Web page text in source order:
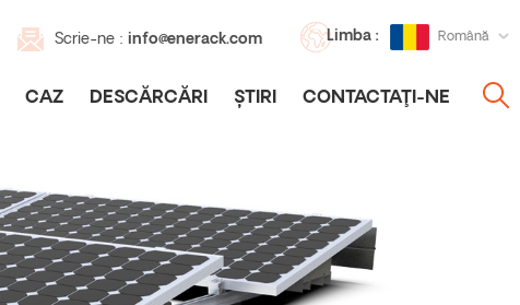
Scrie-ne : info@enerack.com Limba : Română
CAZ DESCĂRCĂRI ȘTIRI CONTACTAŢI-NE